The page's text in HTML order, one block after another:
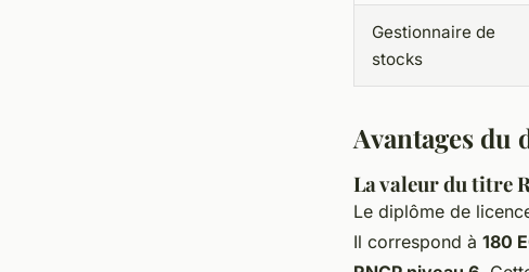
Gestionnaire de
stocks
Avantages du
La valeur du titre
Le diplôme de
Il correspond à 180